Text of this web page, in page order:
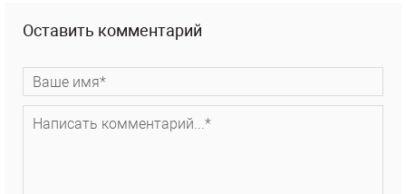
Оставить комментарий